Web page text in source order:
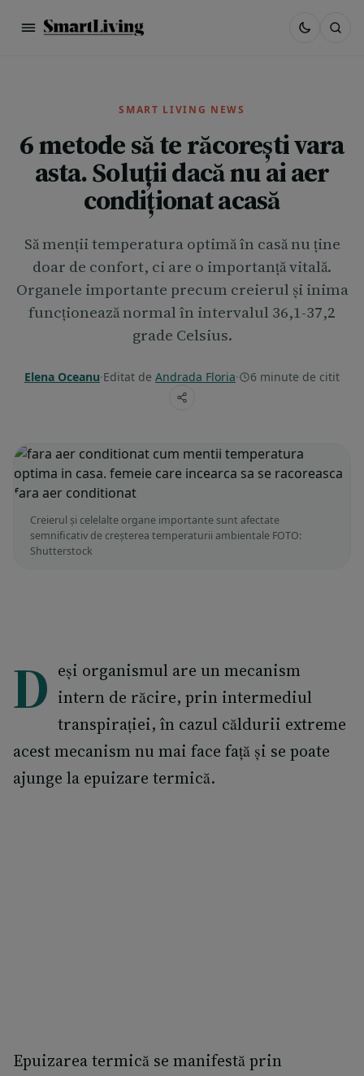
SMART LIVING NEWS
6 metode să te răcorești vara
asta. Soluții dacă nu ai aer
condiționat acasă
Să menții temperatura optimă în casă nu ține
doar de confort, ci are o importanță vitală.
Organele importante precum creierul și inima
funcționează normal în intervalul 36,1-37,2
grade Celsius.
Elena Oceanu·Editat de Andrada Floria· 6 minute de citit
Creierul și celelalte organe importante sunt afectate
semnificativ de creșterea temperaturii ambientale FOTO:
Shutterstock
D eși organismul are un mecanism
intern de răcire, prin intermediul
transpirației, în cazul căldurii extreme
acest mecanism nu mai face față și se poate
ajunge la epuizare termică.
Epuizarea termică se manifestă prin